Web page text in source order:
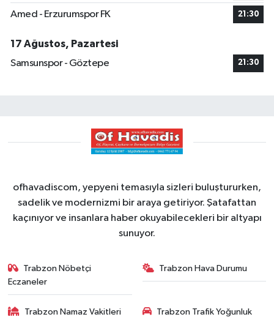
Amed - Erzurumspor FK 21:30
17 Ağustos, Pazartesi
Samsunspor - Göztepe
21:30
ofhavadiscom, yepyeni temasıyla sizleri buluştururken,
sadelik ve modernizmi bir araya getiriyor. Şatafattan
kaçınıyor ve insanlara haber okuyabilecekleri bir altyapı
sunuyor.
Trabzon Nöbetçi
Eczaneler
Trabzon Hava Durumu
Trabzon Namaz Vakitleri
Trabzon Trafik Yoğunluk